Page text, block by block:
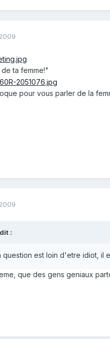
ta femme!"
pour vous parler de la
:
est loin d'etre idiot, il
que des gens geniaux